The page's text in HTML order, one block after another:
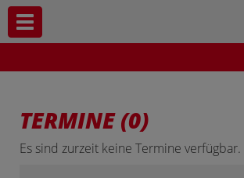
Toggle navigation
TERMINE (0)
Es sind zurzeit keine Termine verfügbar.